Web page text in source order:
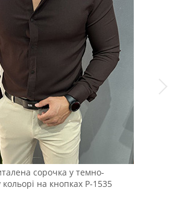
сорочка у темно-
на кнопках Р-1535